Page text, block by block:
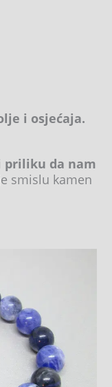
i osjećaja.
priliku da nam
smislu kamen